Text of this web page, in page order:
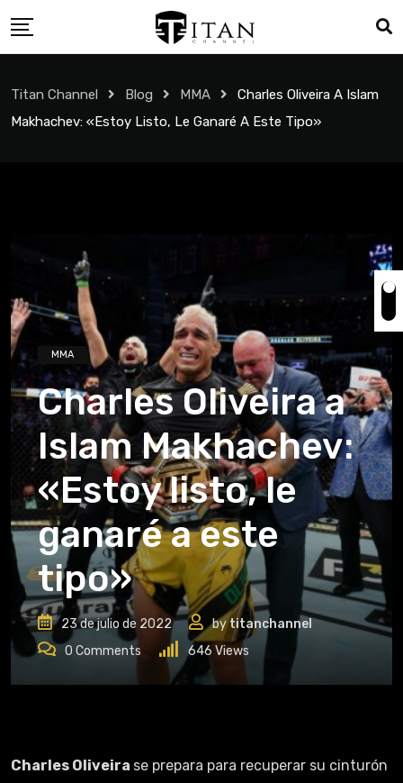
Titan Channel Blog MMA
Charles Oliveira A Islam
Makhachev: «Estoy Listo, Le Ganaré A Este Tipo»
MMA
Charles Oliveira a
Islam Makhachev:
«Estoy listo, le
ganaré a este
tipo»
23 de julio de 2022 bytitanchannel
0 Comments 646 Views
Charles Oliveira se prepara para recuperar su cinturón